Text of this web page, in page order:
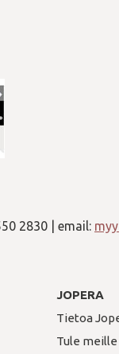
2830 | email:
JOPERA
Tietoa
Tule